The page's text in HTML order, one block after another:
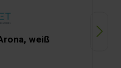
weiß